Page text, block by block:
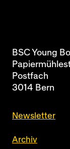
BSC Young
Postfach
3014 Bern
Newsletter
Archiv